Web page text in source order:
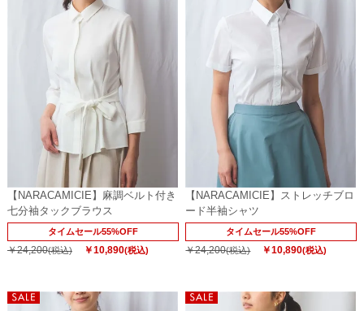
【NARACAMICIE】麻調ベルト付き
七分袖タックブラウス
タイムセール55%OFF
￥24,200(税込) ￥10,890(税込)
【NARACAMICIE】ストレッチブロ
ード半袖シャツ
タイムセール55%OFF
￥24,200(税込) ￥10,890(税込)